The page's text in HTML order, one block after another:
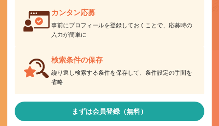
カンタン応募
事前にプロフィールを登録しておくことで、応募時の
入力が簡単に
検索条件の保存
繰り返し検索する条件を保存して、条件設定の手間を
省略
まずは会員登録（無料）